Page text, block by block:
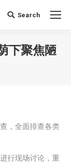
Search:
Search
下聚焦陋
，全面排查各类
行现场讨论，重